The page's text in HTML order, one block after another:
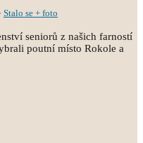
Stalo se + foto
seniorů z našich farností
poutní místo Rokole a